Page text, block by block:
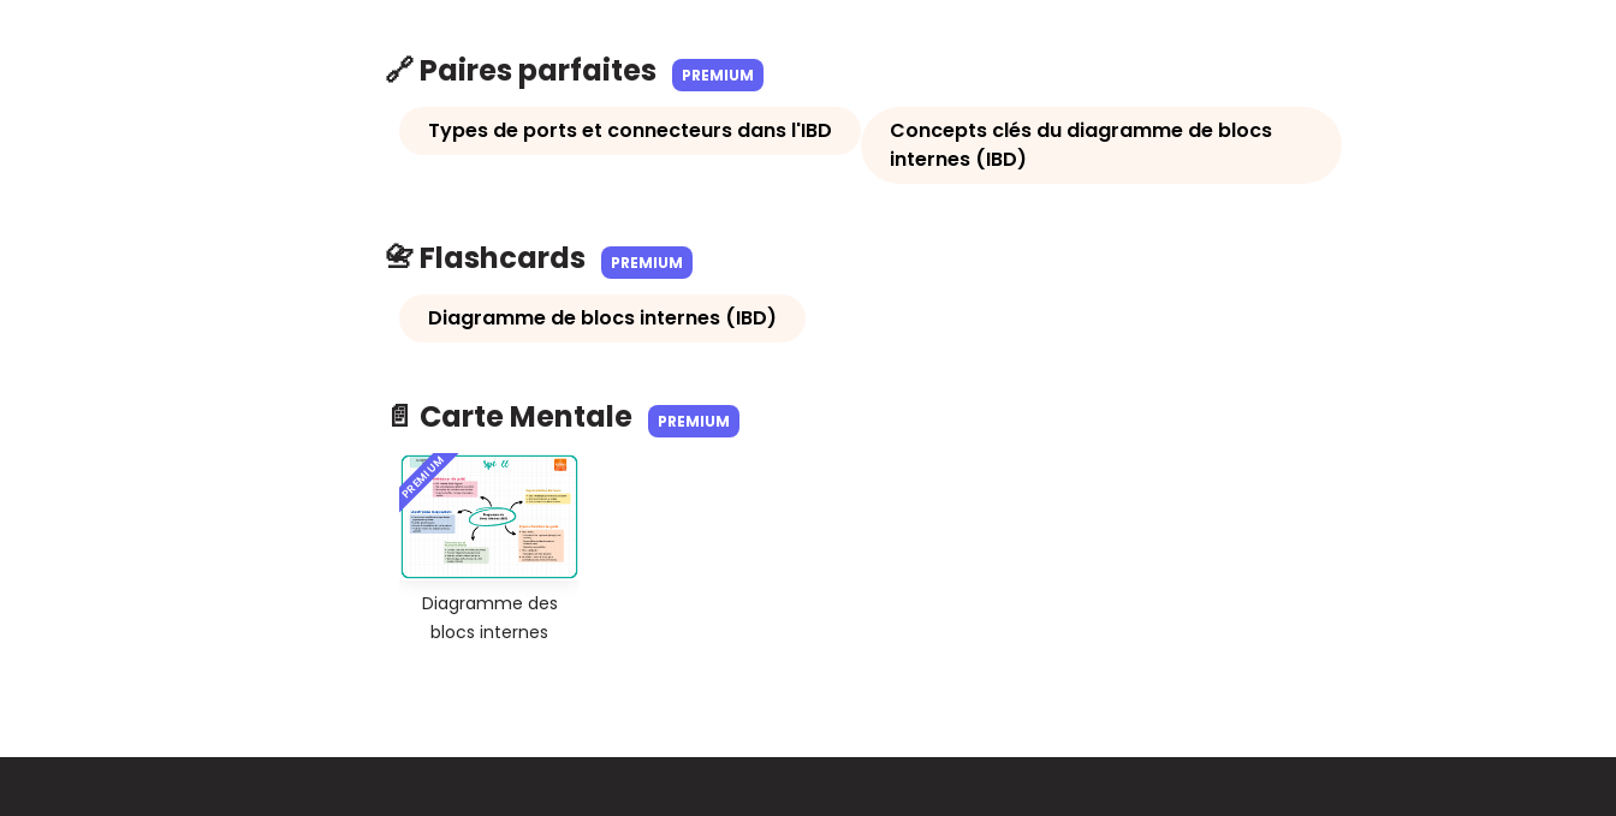
🔗 Paires parfaites PREMIUM
Types de ports et connecteurs dans l'IBD
Concepts clés du diagramme de blocs
internes (IBD)
📇 Flashcards PREMIUM
Diagramme de blocs internes (IBD)
📄 Carte Mentale PREMIUM
PREMIUM
Diagramme des
blocs internes